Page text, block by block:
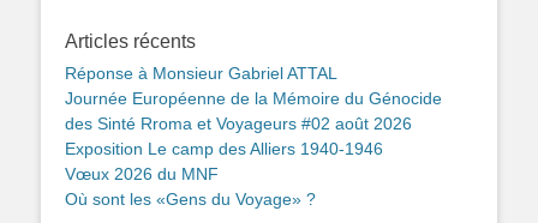
Articles récents
Réponse à Monsieur Gabriel ATTAL
Journée Européenne de la Mémoire du Génocide
des Sinté Rroma et Voyageurs #02 août 2026
Exposition Le camp des Alliers 1940-1946
Vœux 2026 du MNF
Où sont les «Gens du Voyage» ?